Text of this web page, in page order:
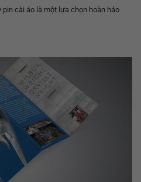
pin cài áo là một lựa chọn hoàn hảo